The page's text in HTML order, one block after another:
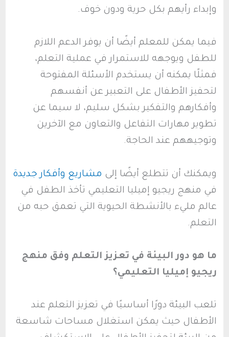
وإبداء رأيهم بكل حرية ودون خوف.
فيما يمكن للمعلم أيضًا أن يوفر الدعم اللازم
للطفل ويوجهه للاستمرار في عملية التعلم،
فمثلًا يمكنه أن يستخدم الأسئلة المفتوحة
لتحفيز الأطفال على التعبير عن أنفسهم
وأفكارهم والتفكير بشكل سليم، لا سيما عن
تطوير مهارات التفاعل والتعاون مع الآخرين
وتوجيههم عند الحاجة.
ويمكنك أن تتطلع أيضًا إلى مشاريع وأفكار جديدة
في منهج ريجيو إميليا التعليمي تأخذ الطفل في
عالم مليء بالأنشطة الحيوية التي تعمق حبه من
التعلم.
ما هو دور البيئة في تعزيز التعلم وفق منهج
ريجيو إميليا التعليمي؟
تلعب البيئة دورًا أساسيًا في تعزيز التعلم عند
الأطفال حيث يمكن استغلال مساحات شاسعة